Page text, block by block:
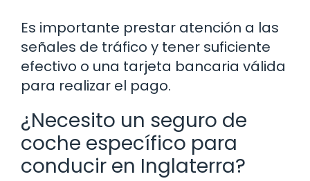
Es importante prestar atención a las
señales de tráfico y tener suficiente
efectivo o una tarjeta bancaria válida
para realizar el pago.
¿Necesito un seguro de
coche específico para
conducir en Inglaterra?